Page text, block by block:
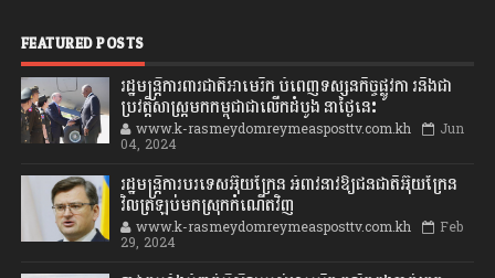
FEATURED POSTS
រដ្ឋមន្រ្តីការពារជាតិអាមេរិក បំពេញទស្សនកិច្ចផ្លូវកា រនិងជា
ប្រវត្តិសាស្រ្តមកកម្ពុជាជាលើកដំបូង នាថ្ងៃនេះ
www.k-rasmeydomreymeasposttv.com.kh Jun
04, 2024
រដ្ឋមន្ត្រីការបរទេសអ៊ុយក្រែន អំពាវនាវឱ្យជនជាតិអ៊ុយក្រែន
វិលត្រឡប់មកស្រុកកំណើតវិញ
www.k-rasmeydomreymeasposttv.com.kh Feb
29, 2024